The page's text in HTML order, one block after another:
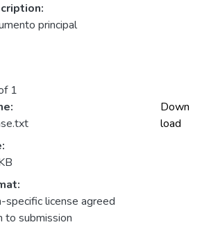
principal
1
specific license agreed
to submission
Down
load